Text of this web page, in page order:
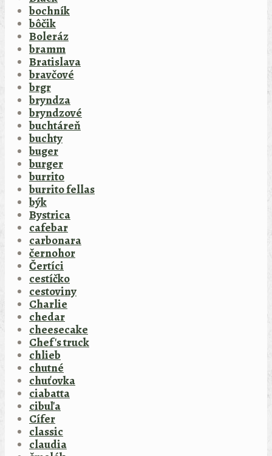
bochník
bôčik
Boleráz
bramm
Bratislava
bravčové
brgr
bryndza
bryndzové
buchtáreň
buchty
buger
burger
burrito
burrito fellas
býk
Bystrica
cafebar
carbonara
černohor
Čertíci
cestíčko
cestoviny
Charlie
chedar
cheesecake
Chef's truck
chlieb
chutné
chuťovka
ciabatta
cibuľa
Cífer
classic
claudia